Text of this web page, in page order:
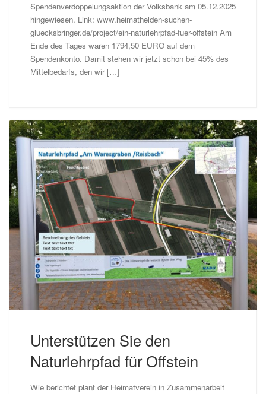
Spendenverdoppelungsaktion der Volksbank am 05.12.2025
hingewiesen. Link: www.heimathelden-suchen-
gluecksbringer.de/project/ein-naturlehrpfad-fuer-offstein Am
Ende des Tages waren 1794,50 EURO auf dem
Spendenkonto. Damit stehen wir jetzt schon bei 45% des
Mittelbedarfs, den wir […]
Unterstützen Sie den
Naturlehrpfad für Offstein
Wie berichtet plant der Heimatverein in Zusammenarbeit